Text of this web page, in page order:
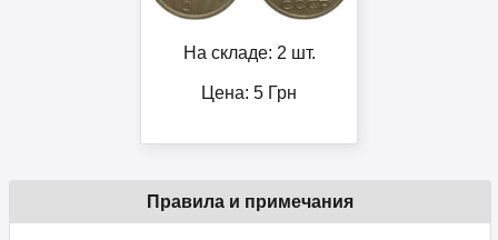
На складе: 2 шт.
Цена: 5 Грн
Правила и примечания